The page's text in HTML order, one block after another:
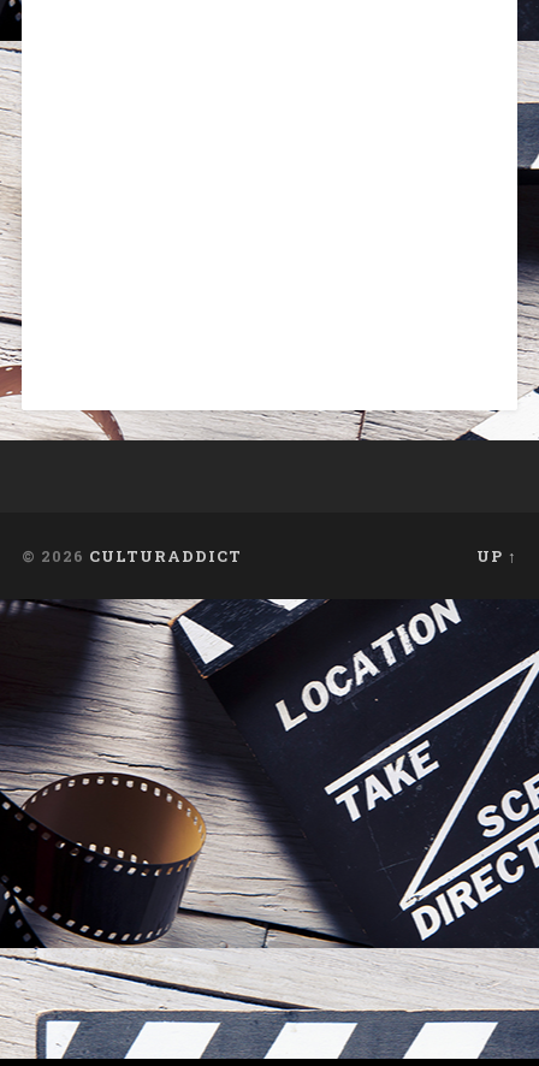
© 2026 CULTURADDICT UP ↑